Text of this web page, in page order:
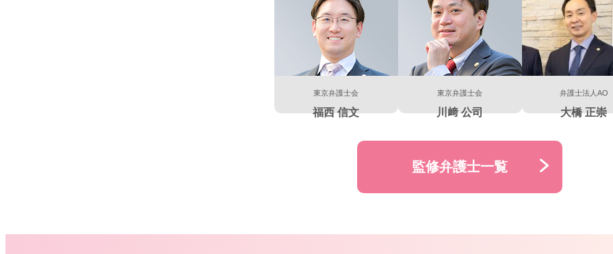
東京弁護士会
福西 信文
東京弁護士会
川﨑 公司
弁護士法人AO
大橋 正崇
監修弁護士一覧